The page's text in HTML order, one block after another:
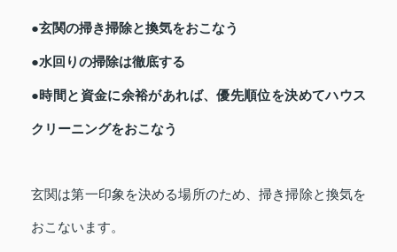
●玄関の掃き掃除と換気をおこなう
●水回りの掃除は徹底する
●時間と資金に余裕があれば、優先順位を決めてハウス
クリーニングをおこなう
玄関は第一印象を決める場所のため、掃き掃除と換気を
おこないます。